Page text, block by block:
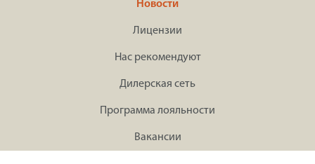
Новости
Лицензии
Нас рекомендуют
Дилерская сеть
Программа лояльности
Вакансии